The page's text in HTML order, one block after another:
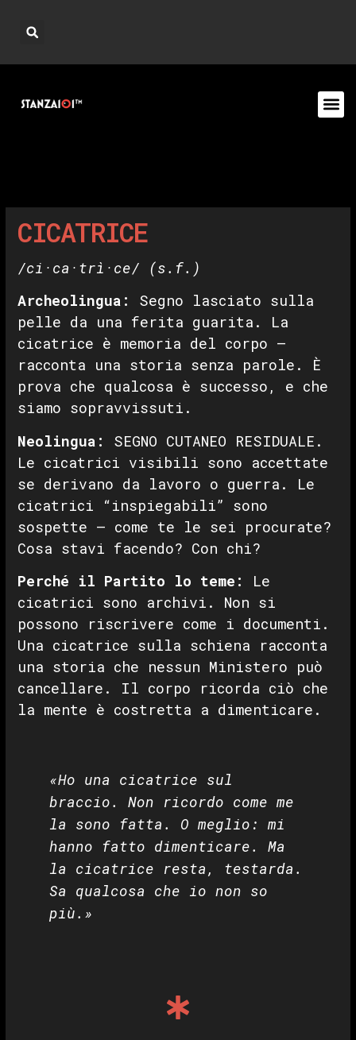
CICATRICE
/ci·ca·trì·ce/ (s.f.)
Archeolingua:
Segno lasciato sulla
pelle da una ferita guarita. La
cicatrice è memoria del corpo —
racconta una storia senza parole. È
prova che qualcosa è successo, e che
siamo sopravvissuti.
Neolingua:
SEGNO CUTANEO RESIDUALE.
Le cicatrici visibili sono accettate
se derivano da lavoro o guerra. Le
cicatrici “inspiegabili” sono
sospette — come te le sei procurate?
Cosa stavi facendo? Con chi?
Perché il Partito lo teme:
Le
cicatrici sono archivi. Non si
possono riscrivere come i documenti.
Una cicatrice sulla schiena racconta
una storia che nessun Ministero può
cancellare. Il corpo ricorda ciò che
la mente è costretta a dimenticare.
«Ho una cicatrice sul
braccio. Non ricordo come me
la sono fatta. O meglio: mi
hanno fatto dimenticare. Ma
la cicatrice resta, testarda.
Sa qualcosa che io non so
più.»